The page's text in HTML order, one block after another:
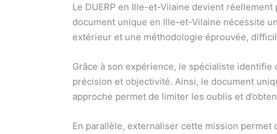
Le DUERP en Ille-et-Vilaine devient
document unique en Ille-et-Vilaine nécessite
extérieur et une méthodologie éprouvée,
Grâce à son expérience, le spécialiste
précision et objectivité. Ainsi, le document
approche permet de limiter les oublis et
En parallèle, externaliser cette mission